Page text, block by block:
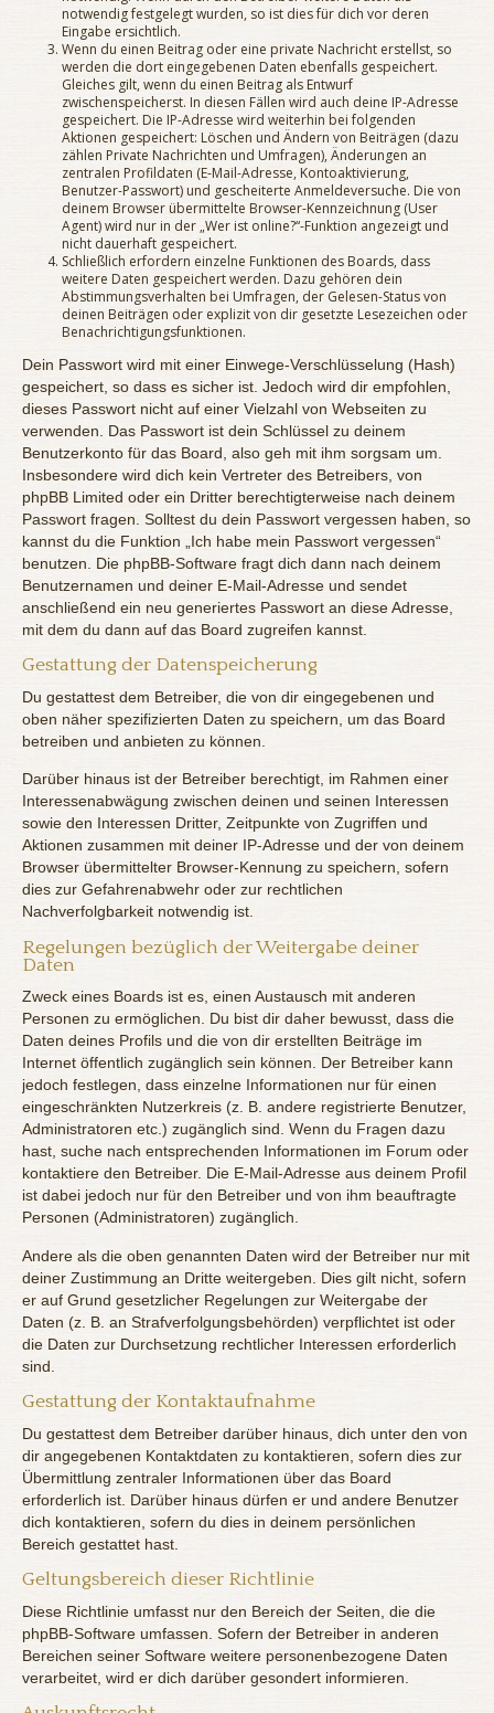
notwendig festgelegt wurden, so ist dies für dich vor deren
Eingabe ersichtlich.
Wenn du einen Beitrag oder eine private Nachricht erstellst, so
werden die dort eingegebenen Daten ebenfalls gespeichert.
Gleiches gilt, wenn du einen Beitrag als Entwurf
zwischenspeicherst. In diesen Fällen wird auch deine IP-Adresse
gespeichert. Die IP-Adresse wird weiterhin bei folgenden
Aktionen gespeichert: Löschen und Ändern von Beiträgen (dazu
zählen Private Nachrichten und Umfragen), Änderungen an
zentralen Profildaten (E-Mail-Adresse, Kontoaktivierung,
Benutzer-Passwort) und gescheiterte Anmeldeversuche. Die von
deinem Browser übermittelte Browser-Kennzeichnung (User
Agent) wird nur in der „Wer ist online?“-Funktion angezeigt und
nicht dauerhaft gespeichert.
Schließlich erfordern einzelne Funktionen des Boards, dass
weitere Daten gespeichert werden. Dazu gehören dein
Abstimmungsverhalten bei Umfragen, der Gelesen-Status von
deinen Beiträgen oder explizit von dir gesetzte Lesezeichen oder
Benachrichtigungsfunktionen.
Dein Passwort wird mit einer Einwege-Verschlüsselung (Hash)
gespeichert, so dass es sicher ist. Jedoch wird dir empfohlen,
dieses Passwort nicht auf einer Vielzahl von Webseiten zu
verwenden. Das Passwort ist dein Schlüssel zu deinem
Benutzerkonto für das Board, also geh mit ihm sorgsam um.
Insbesondere wird dich kein Vertreter des Betreibers, von
phpBB Limited oder ein Dritter berechtigterweise nach deinem
Passwort fragen. Solltest du dein Passwort vergessen haben, so
kannst du die Funktion „Ich habe mein Passwort vergessen“
benutzen. Die phpBB-Software fragt dich dann nach deinem
Benutzernamen und deiner E-Mail-Adresse und sendet
anschließend ein neu generiertes Passwort an diese Adresse,
mit dem du dann auf das Board zugreifen kannst.
Gestattung der Datenspeicherung
Du gestattest dem Betreiber, die von dir eingegebenen und
oben näher spezifizierten Daten zu speichern, um das Board
betreiben und anbieten zu können.
Darüber hinaus ist der Betreiber berechtigt, im Rahmen einer
Interessenabwägung zwischen deinen und seinen Interessen
sowie den Interessen Dritter, Zeitpunkte von Zugriffen und
Aktionen zusammen mit deiner IP-Adresse und der von deinem
Browser übermittelter Browser-Kennung zu speichern, sofern
dies zur Gefahrenabwehr oder zur rechtlichen
Nachverfolgbarkeit notwendig ist.
Regelungen bezüglich der Weitergabe deiner
Daten
Zweck eines Boards ist es, einen Austausch mit anderen
Personen zu ermöglichen. Du bist dir daher bewusst, dass die
Daten deines Profils und die von dir erstellten Beiträge im
Internet öffentlich zugänglich sein können. Der Betreiber kann
jedoch festlegen, dass einzelne Informationen nur für einen
eingeschränkten Nutzerkreis (z. B. andere registrierte Benutzer,
Administratoren etc.) zugänglich sind. Wenn du Fragen dazu
hast, suche nach entsprechenden Informationen im Forum oder
kontaktiere den Betreiber. Die E-Mail-Adresse aus deinem Profil
ist dabei jedoch nur für den Betreiber und von ihm beauftragte
Personen (Administratoren) zugänglich.
Andere als die oben genannten Daten wird der Betreiber nur mit
deiner Zustimmung an Dritte weitergeben. Dies gilt nicht, sofern
er auf Grund gesetzlicher Regelungen zur Weitergabe der
Daten (z. B. an Strafverfolgungsbehörden) verpflichtet ist oder
die Daten zur Durchsetzung rechtlicher Interessen erforderlich
sind.
Gestattung der Kontaktaufnahme
Du gestattest dem Betreiber darüber hinaus, dich unter den von
dir angegebenen Kontaktdaten zu kontaktieren, sofern dies zur
Übermittlung zentraler Informationen über das Board
erforderlich ist. Darüber hinaus dürfen er und andere Benutzer
dich kontaktieren, sofern du dies in deinem persönlichen
Bereich gestattet hast.
Geltungsbereich dieser Richtlinie
Diese Richtlinie umfasst nur den Bereich der Seiten, die die
phpBB-Software umfassen. Sofern der Betreiber in anderen
Bereichen seiner Software weitere personenbezogene Daten
verarbeitet, wird er dich darüber gesondert informieren.